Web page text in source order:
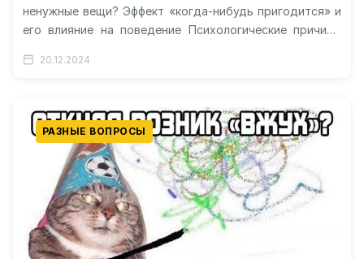
ненужные вещи? Эффект «когда-нибудь пригодится» и
его влияние на поведение Психологические причины
20.12.2024
РАЗНЫЕ ВОПРОСЫ